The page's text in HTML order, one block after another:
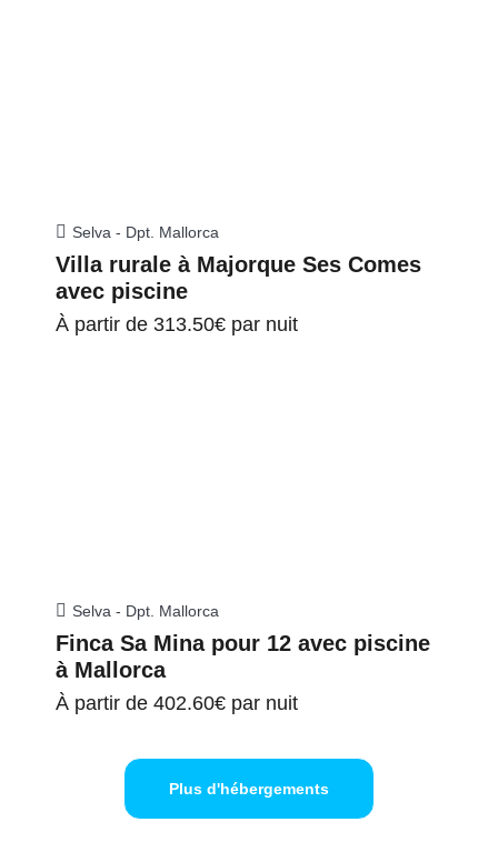
Selva - Dpt. Mallorca
Villa rurale à Majorque Ses Comes
avec piscine
À partir de 313.50€ par nuit
Selva - Dpt. Mallorca
Finca Sa Mina pour 12 avec piscine
à Mallorca
À partir de 402.60€ par nuit
Plus d'hébergements